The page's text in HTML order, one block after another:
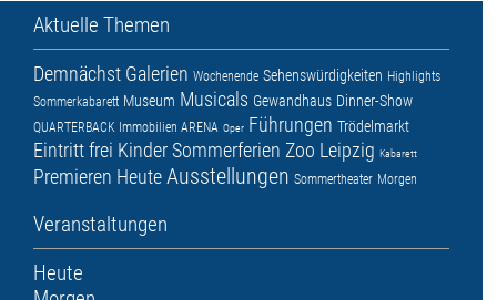
Aktuelle Themen
Demnächst Galerien Wochenende Sehenswürdigkeiten Highlights
Sommerkabarett Museum Musicals Gewandhaus Dinner-Show
QUARTERBACK Immobilien ARENA Oper Führungen Trödelmarkt
Eintritt frei KinderSommerferien Zoo Leipzig Kabarett
Premieren HeuteAusstellungen Sommertheater Morgen
Veranstaltungen
Heute